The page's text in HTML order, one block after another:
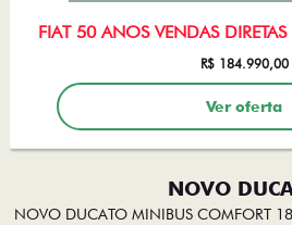
FIAT 50 ANOS VENDAS
R$ 184.990,00
Ver oferta
NOVO
NOVO DUCATO MINIBUS COMFORT